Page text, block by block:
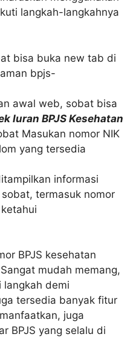
langkah-langkahnya
bisa buka new tab di
bpjs-
awal web, sobat bisa
Iuran BPJS Kesehatan
Masukan nomor NIK
yang tersedia
informasi
termasuk nomor
BPJS kesehatan
mudah memang,
langkah demi
tersedia banyak fitur
juga
BPJS yang selalu di